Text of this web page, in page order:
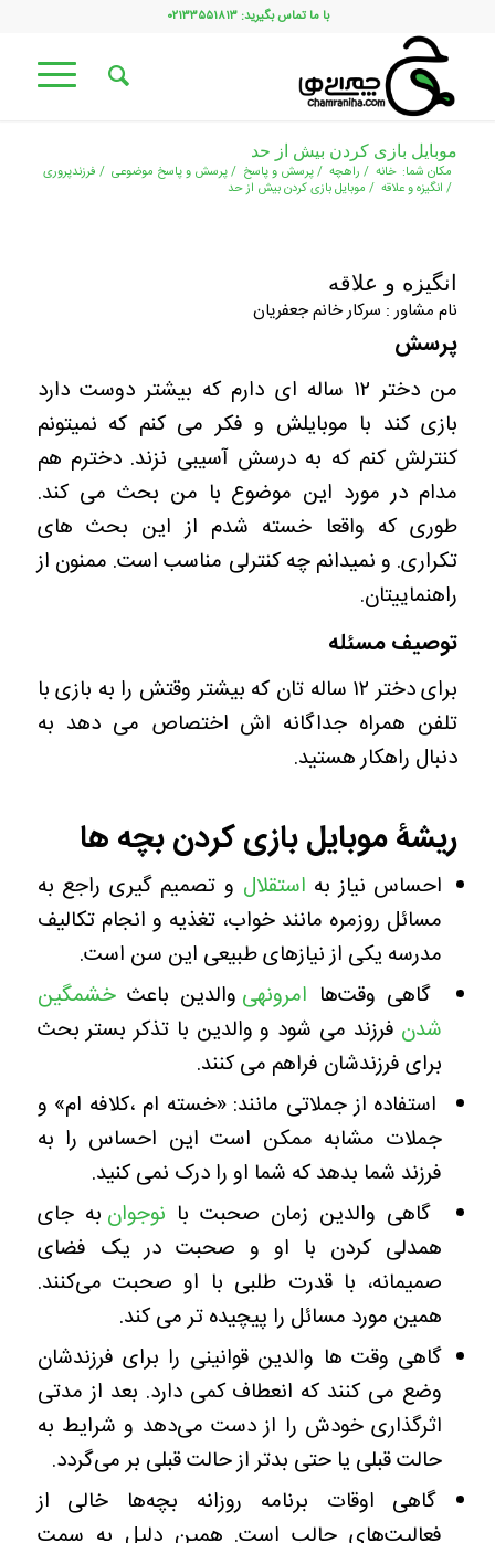
با ما تماس بگیرید: ۰۲۱۳۳۵۵۱۸۱۳
موبایل بازی کردن بیش از حد
مکان شما: خانه / راهچه /پرسش و پاسخ /پرسش و پاسخ موضوعی / فرزندپروری
/ انگیزه و علاقه / موبایل بازی کردن بیش از حد
انگیزه و علاقه
نام مشاور : سرکار خانم جعفریان
پرسش
من دختر ۱۲ ساله ای دارم که بیشتر دوست دارد
بازی کند با موبایلش و فکر می کنم که نمیتونم
کنترلش کنم که به درسش آسیبی نزند. دخترم هم
مدام در مورد این موضوع با من بحث می کند.
طوری که واقعا خسته شدم از این بحث های
تکراری. و نمیدانم چه کنترلی مناسب است. ممنون از
راهنماییتان.
توصیف مسئله
برای دختر ۱۲ ساله تان که بیشتر وقتش را به بازی با
تلفن همراه جداگانه اش اختصاص می دهد به
دنبال راهکار هستید.
ریشۀ موبایل بازی کردن بچه ها
احساس نیاز به استقلال و تصمیم گیری راجع به
مسائل روزمره مانند خواب، تغذیه و انجام تکالیف
مدرسه یکی از نیازهای طبیعی این سن است.
گاهی وقت‌ها امرونهی‌ والدین باعثخشمگین
شدن فرزند می شود و والدین با تذکر بستر بحث
برای فرزندشان فراهم می کنند.
استفاده از جملاتی مانند: «خسته ام ،کلافه ام» و
جملات مشابه ممکن است این احساس را به
فرزند شما بدهد که شما او را درک نمی کنید.
گاهی والدین زمان صحبت با نوجوان به جای
همدلی کردن با او و صحبت در یک فضای
صمیمانه، با قدرت طلبی با او صحبت می‌کنند.
همین مورد مسائل را پیچیده تر می کند.
گاهی وقت ها والدین قوانینی را برای فرزندشان
وضع می کنند که انعطاف کمی دارد. بعد از مدتی
اثرگذاری خودش را از دست می‌دهد و شرایط به
حالت قبلی یا حتی بدتر از حالت قبلی بر می‌گردد.
گاهی اوقات برنامه روزانه بچه‌ها خالی از